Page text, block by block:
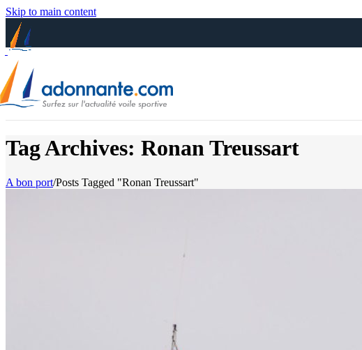
Skip to main content
Tag Archives: Ronan Treussart
A bon port/Posts Tagged "Ronan Treussart"